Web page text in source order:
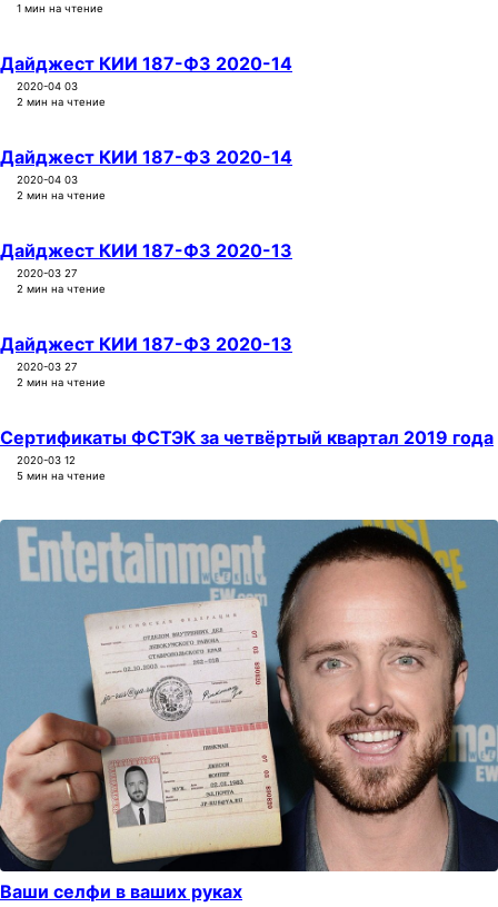
1 мин на чтение
Дайджест КИИ 187-ФЗ 2020-14
2020-04 03
2 мин на чтение
Дайджест КИИ 187-ФЗ 2020-14
2020-04 03
2 мин на чтение
Дайджест КИИ 187-ФЗ 2020-13
2020-03 27
2 мин на чтение
Дайджест КИИ 187-ФЗ 2020-13
2020-03 27
2 мин на чтение
Сертификаты ФСТЭК за четвёртый квартал 2019 года
2020-03 12
5 мин на чтение
Ваши селфи в ваших руках